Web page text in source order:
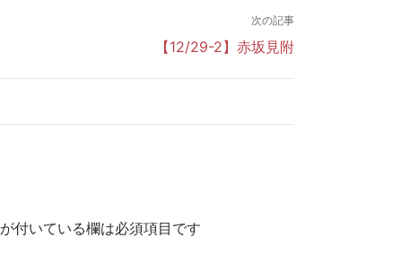
次の記事
【12/29-2】赤坂見附
が付いている欄は必須項目です